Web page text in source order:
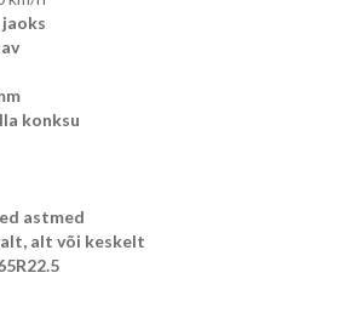
konksu
astmed
alt või keskelt